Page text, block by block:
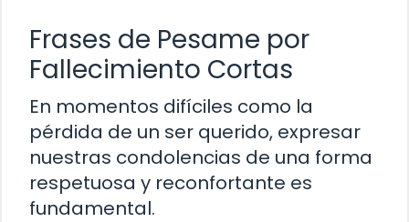
Frases de Pesame por
Fallecimiento Cortas
En momentos difíciles como la
pérdida de un ser querido, expresar
nuestras condolencias de una forma
respetuosa y reconfortante es
fundamental.